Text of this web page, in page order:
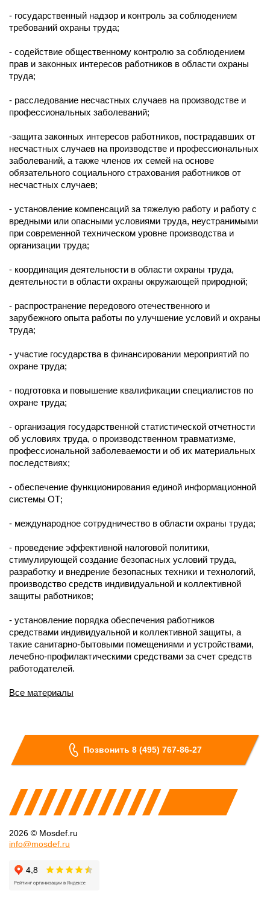
- государственный надзор и контроль за соблюдением
требований охраны труда;
- содействие общественному контролю за соблюдением
прав и законных интересов работников в области охраны
труда;
- расследование несчастных случаев на производстве и
профессиональных заболеваний;
-защита законных интересов работников, пострадавших от
несчастных случаев на производстве и профессиональных
заболеваний, а также членов их семей на основе
обязательного социального страхования работников от
несчастных случаев;
- установление компенсаций за тяжелую работу и работу с
вредными или опасными условиями труда, неустранимыми
при современной техническом уровне производства и
организации труда;
- координация деятельности в области охраны труда,
деятельности в области охраны окружающей природной;
- распространение передового отечественного и
зарубежного опыта работы по улучшение условий и охраны
труда;
- участие государства в финансировании мероприятий по
охране труда;
- подготовка и повышение квалификации специалистов по
охране труда;
- организация государственной статистической отчетности
об условиях труда, о производственном травматизме,
профессиональной заболеваемости и об их материальных
последствиях;
- обеспечение функционирования единой информационной
системы ОТ;
- международное сотрудничество в области охраны труда;
- проведение эффективной налоговой политики,
стимулирующей создание безопасных условий труда,
разработку и внедрение безопасных техники и технологий,
производство средств индивидуальной и коллективной
защиты работников;
- установление порядка обеспечения работников
средствами индивидуальной и коллективной защиты, а
такие санитарно-бытовыми помещениями и устройствами,
лечебно-профилактическими средствами за счет средств
работодателей.
Все материалы
Позвонить 8 (495) 767-86-27
2026 © Mosdef.ru
info@mosdef.ru